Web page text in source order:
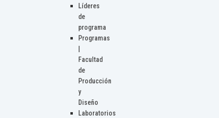
Líderes
de
programa
Programas
Facultad
de
Producción
y
Diseño
Laboratorios